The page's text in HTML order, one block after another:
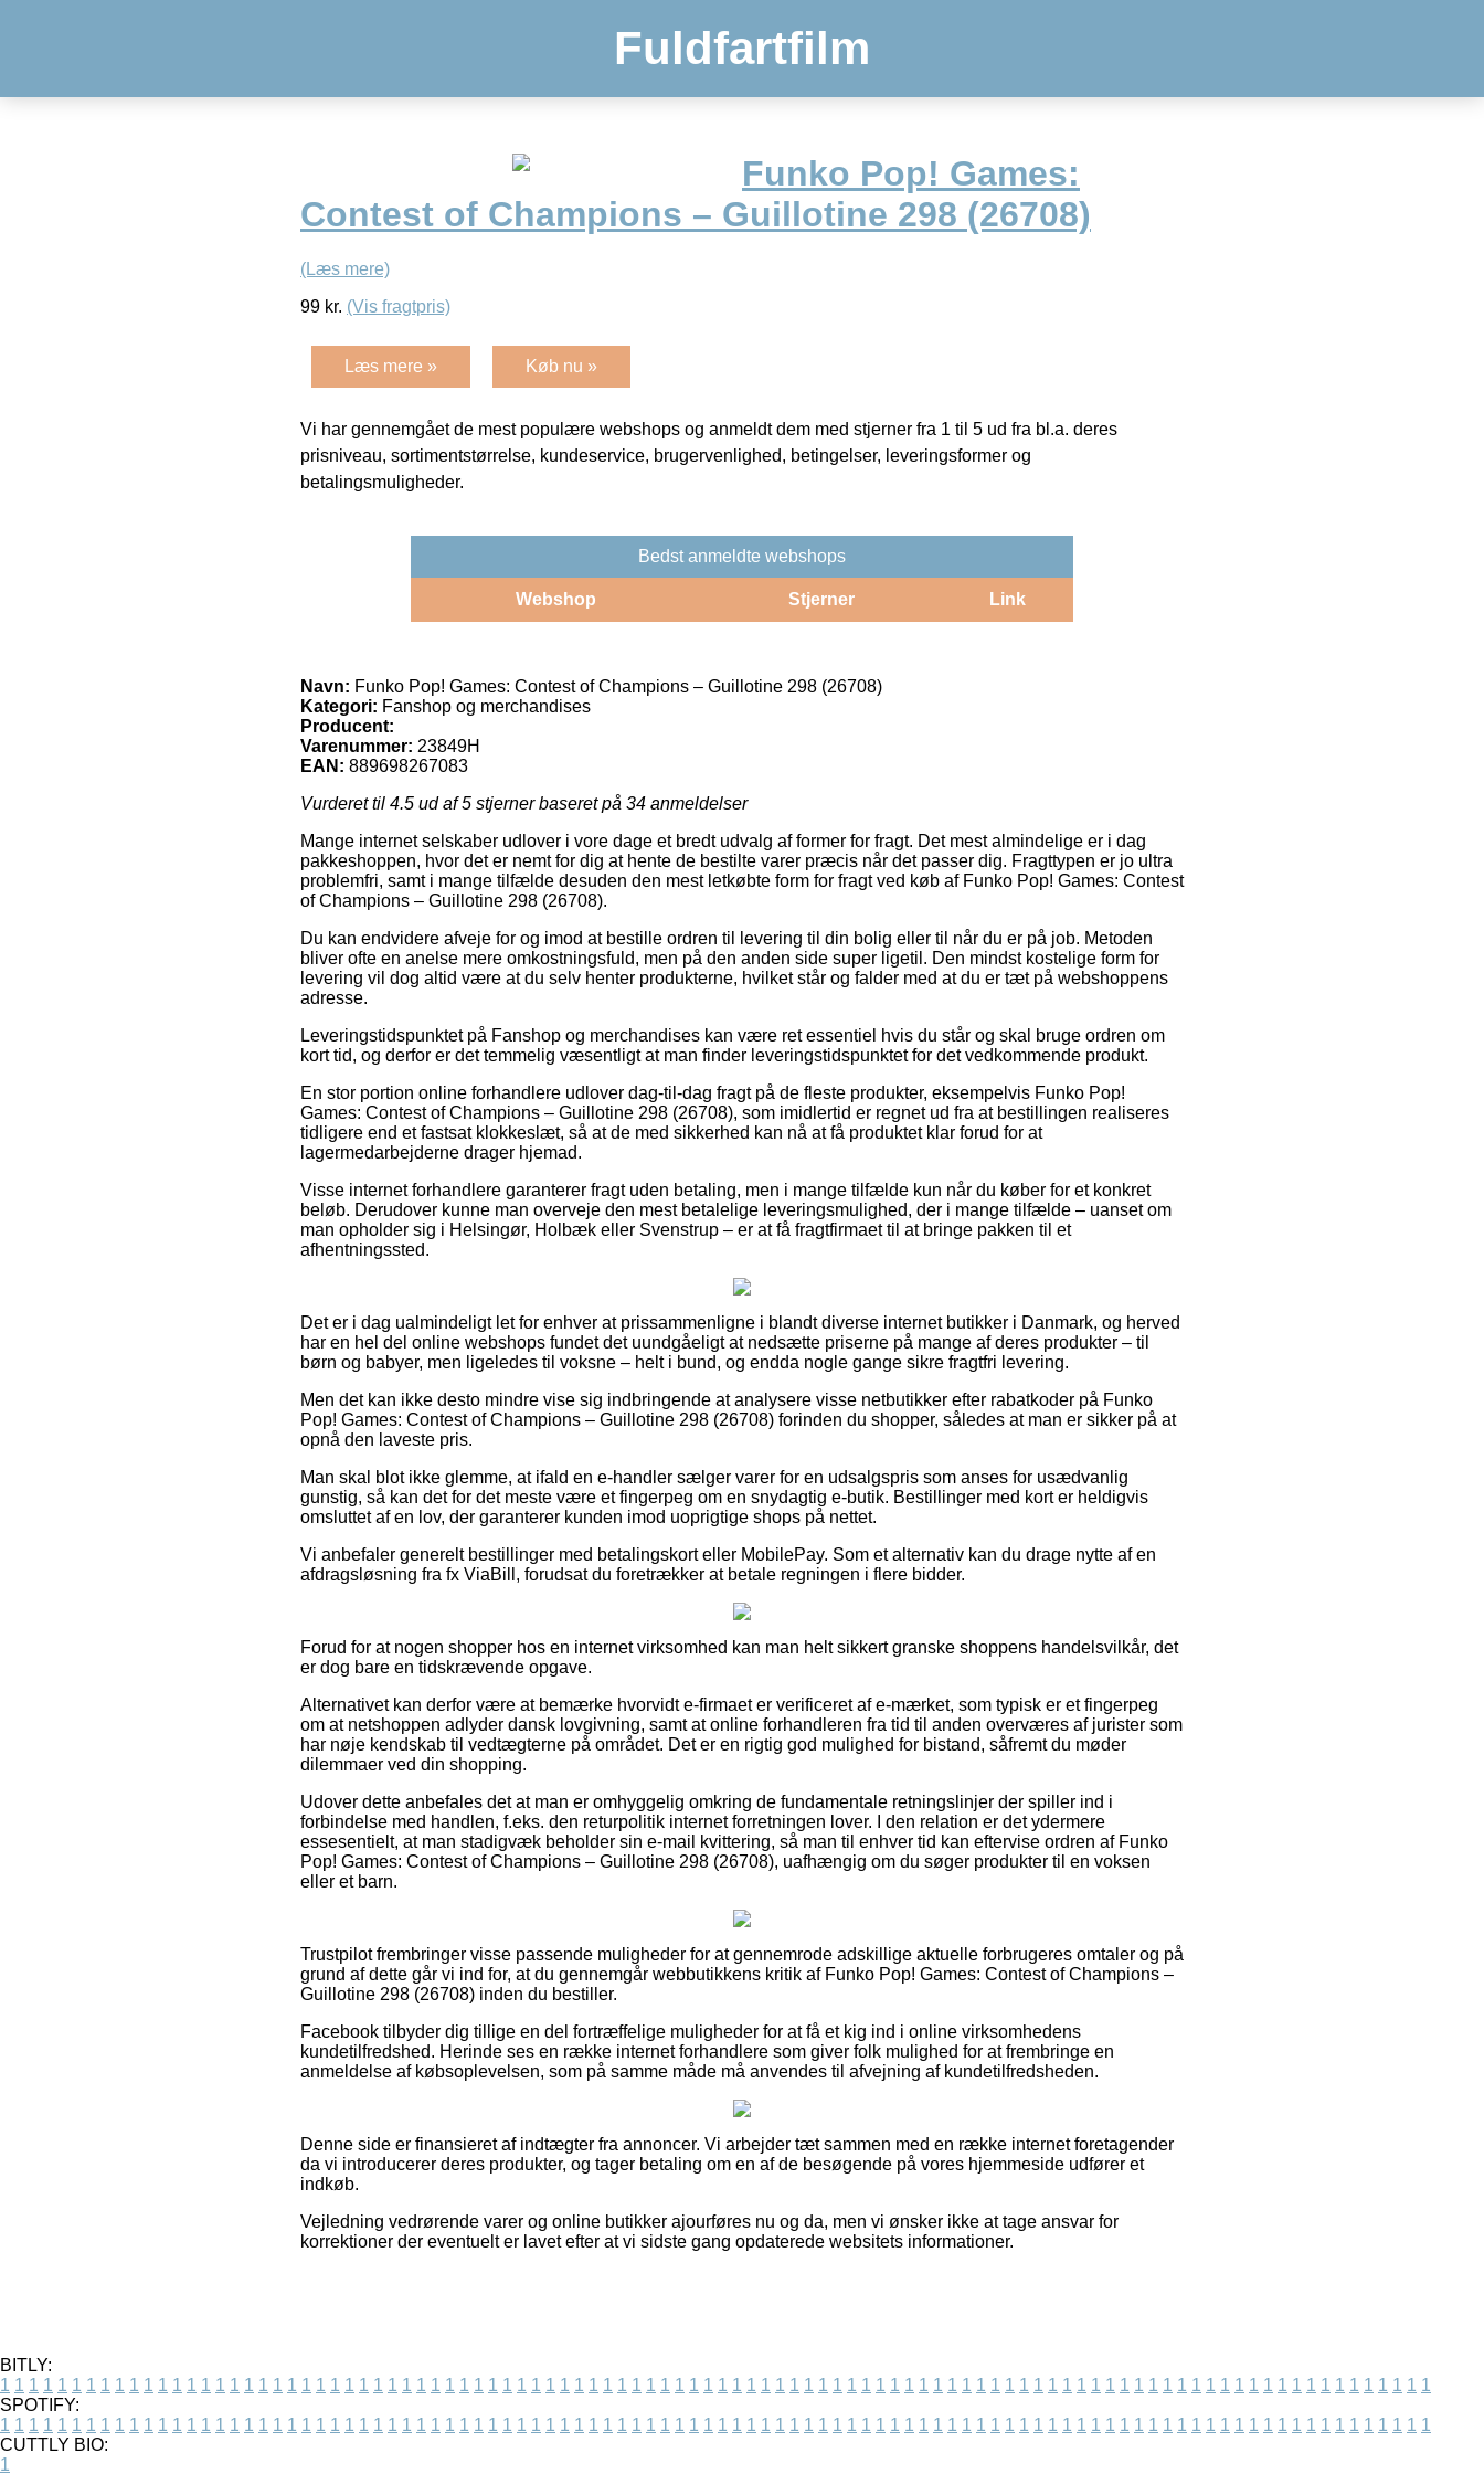
Fuldfartfilm
Funko Pop! Games:
Contest of Champions – Guillotine 298 (26708)
(Læs mere)
99 kr. (Vis fragtpris)
Læs mere » Køb nu »
Vi har gennemgået de mest populære webshops og anmeldt dem med stjerner fra 1 til 5 ud fra bl.a. deres
prisniveau, sortimentstørrelse, kundeservice, brugervenlighed, betingelser, leveringsformer og
betalingsmuligheder.
Bedst anmeldte webshops
Webshop Stjerner Link
Navn: Funko Pop! Games: Contest of Champions – Guillotine 298 (26708)
Kategori: Fanshop og merchandises
Producent:
Varenummer: 23849H
EAN: 889698267083
Vurderet til 4.5 ud af 5 stjerner baseret på 34 anmeldelser
Mange internet selskaber udlover i vore dage et bredt udvalg af former for fragt. Det mest almindelige er i dag
pakkeshoppen, hvor det er nemt for dig at hente de bestilte varer præcis når det passer dig. Fragttypen er jo ultra
problemfri, samt i mange tilfælde desuden den mest letkøbte form for fragt ved køb af Funko Pop! Games: Contest
of Champions – Guillotine 298 (26708).
Du kan endvidere afveje for og imod at bestille ordren til levering til din bolig eller til når du er på job. Metoden
bliver ofte en anelse mere omkostningsfuld, men på den anden side super ligetil. Den mindst kostelige form for
levering vil dog altid være at du selv henter produkterne, hvilket står og falder med at du er tæt på webshoppens
adresse.
Leveringstidspunktet på Fanshop og merchandises kan være ret essentiel hvis du står og skal bruge ordren om
kort tid, og derfor er det temmelig væsentligt at man finder leveringstidspunktet for det vedkommende produkt.
En stor portion online forhandlere udlover dag-til-dag fragt på de fleste produkter, eksempelvis Funko Pop!
Games: Contest of Champions – Guillotine 298 (26708), som imidlertid er regnet ud fra at bestillingen realiseres
tidligere end et fastsat klokkeslæt, så at de med sikkerhed kan nå at få produktet klar forud for at
lagermedarbejderne drager hjemad.
Visse internet forhandlere garanterer fragt uden betaling, men i mange tilfælde kun når du køber for et konkret
beløb. Derudover kunne man overveje den mest betalelige leveringsmulighed, der i mange tilfælde – uanset om
man opholder sig i Helsingør, Holbæk eller Svenstrup – er at få fragtfirmaet til at bringe pakken til et
afhentningssted.
Det er i dag ualmindeligt let for enhver at prissammenligne i blandt diverse internet butikker i Danmark, og herved
har en hel del online webshops fundet det uundgåeligt at nedsætte priserne på mange af deres produkter – til
børn og babyer, men ligeledes til voksne – helt i bund, og endda nogle gange sikre fragtfri levering.
Men det kan ikke desto mindre vise sig indbringende at analysere visse netbutikker efter rabatkoder på Funko
Pop! Games: Contest of Champions – Guillotine 298 (26708) forinden du shopper, således at man er sikker på at
opnå den laveste pris.
Man skal blot ikke glemme, at ifald en e-handler sælger varer for en udsalgspris som anses for usædvanlig
gunstig, så kan det for det meste være et fingerpeg om en snydagtig e-butik. Bestillinger med kort er heldigvis
omsluttet af en lov, der garanterer kunden imod uoprigtige shops på nettet.
Vi anbefaler generelt bestillinger med betalingskort eller MobilePay. Som et alternativ kan du drage nytte af en
afdragsløsning fra fx ViaBill, forudsat du foretrækker at betale regningen i flere bidder.
Forud for at nogen shopper hos en internet virksomhed kan man helt sikkert granske shoppens handelsvilkår, det
er dog bare en tidskrævende opgave.
Alternativet kan derfor være at bemærke hvorvidt e-firmaet er verificeret af e-mærket, som typisk er et fingerpeg
om at netshoppen adlyder dansk lovgivning, samt at online forhandleren fra tid til anden overværes af jurister som
har nøje kendskab til vedtægterne på området. Det er en rigtig god mulighed for bistand, såfremt du møder
dilemmaer ved din shopping.
Udover dette anbefales det at man er omhyggelig omkring de fundamentale retningslinjer der spiller ind i
forbindelse med handlen, f.eks. den returpolitik internet forretningen lover. I den relation er det ydermere
essesentielt, at man stadigvæk beholder sin e-mail kvittering, så man til enhver tid kan eftervise ordren af Funko
Pop! Games: Contest of Champions – Guillotine 298 (26708), uafhængig om du søger produkter til en voksen
eller et barn.
Trustpilot frembringer visse passende muligheder for at gennemrode adskillige aktuelle forbrugeres omtaler og på
grund af dette går vi ind for, at du gennemgår webbutikkens kritik af Funko Pop! Games: Contest of Champions –
Guillotine 298 (26708) inden du bestiller.
Facebook tilbyder dig tillige en del fortræffelige muligheder for at få et kig ind i online virksomhedens
kundetilfredshed. Herinde ses en række internet forhandlere som giver folk mulighed for at frembringe en
anmeldelse af købsoplevelsen, som på samme måde må anvendes til afvejning af kundetilfredsheden.
Denne side er finansieret af indtægter fra annoncer. Vi arbejder tæt sammen med en række internet foretagender
da vi introducerer deres produkter, og tager betaling om en af de besøgende på vores hjemmeside udfører et
indkøb.
Vejledning vedrørende varer og online butikker ajourføres nu og da, men vi ønsker ikke at tage ansvar for
korrektioner der eventuelt er lavet efter at vi sidste gang opdaterede websitets informationer.
BITLY:
1 1 1 1 1 1 1 1 1 1 1 1 1 1 1 1 1 1 1 1 1 1 1 1 1 1 1 1 1 1 1 1 1 1 1 1 1 1 1 1 1 1 1 1 1 1 1 1 1 1 1 1 1 1 1 1 1 1 1 1 1 1 1 1 1 1 1 1 1 1 1 1 1 1 1 1 1 1 1 1 1 1 1 1 1 1 1 1 1 1 1 1 1 1 1 1 1 1 1 1
SPOTIFY:
1 1 1 1 1 1 1 1 1 1 1 1 1 1 1 1 1 1 1 1 1 1 1 1 1 1 1 1 1 1 1 1 1 1 1 1 1 1 1 1 1 1 1 1 1 1 1 1 1 1 1 1 1 1 1 1 1 1 1 1 1 1 1 1 1 1 1 1 1 1 1 1 1 1 1 1 1 1 1 1 1 1 1 1 1 1 1 1 1 1 1 1 1 1 1 1 1 1 1 1
CUTTLY BIO:
1